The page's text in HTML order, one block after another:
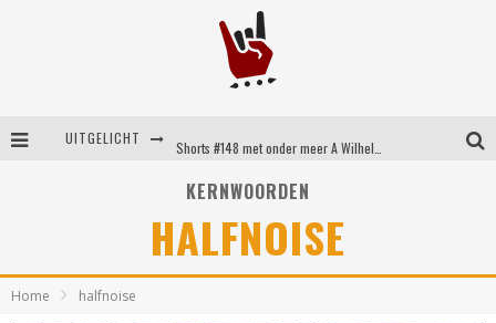
UITGELICHT
Shorts #149 met onder meer No Cure, Eva Under Fire, The Hu en Sleeping With Sirens
KERNWOORDEN
HALFNOISE
Home halfnoise